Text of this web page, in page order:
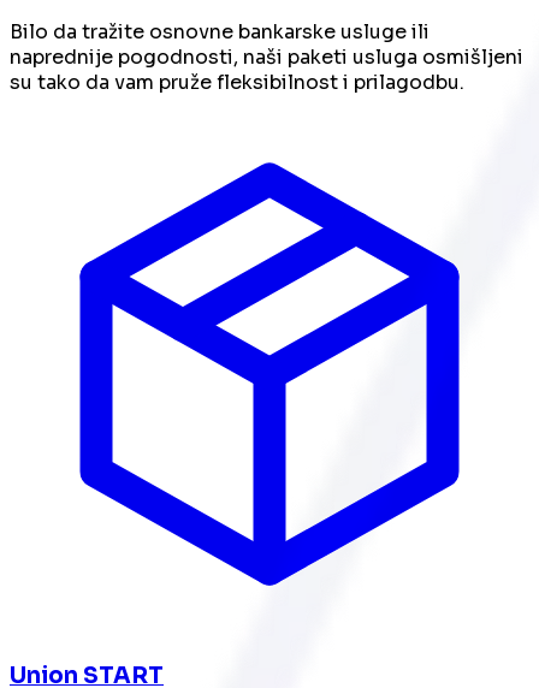
Bilo da tražite osnovne bankarske usluge ili
naprednije pogodnosti, naši paketi usluga osmišljeni
su tako da vam pruže fleksibilnost i prilagodbu.
Union START